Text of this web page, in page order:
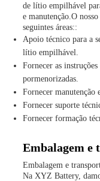
de lítio empilhável
e manutenção.O
seguintes áreas::
Apoio técnico para a
lítio empilhável.
Fornecer as
pormenorizadas.
Fornecer manutenção
Fornecer suporte
Fornecer formação
Embalagem e
Embalagem e
Na XYZ Battery,